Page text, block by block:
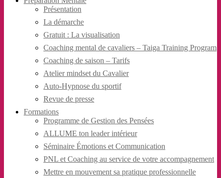
Présentation
La démarche
Gratuit : La visualisation
Coaching mental de cavaliers – Taiga Training Program
Coaching de saison – Tarifs
Atelier mindset du Cavalier
Auto-Hypnose du sportif
Revue de presse
Formations
Programme de Gestion des Pensées
ALLUME ton leader intérieur
Séminaire Émotions et Communication
PNL et Coaching au service de votre accompagnement
Mettre en mouvement sa pratique professionnelle